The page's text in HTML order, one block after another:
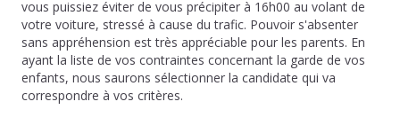
vous puissiez éviter de vous précipiter à 16h00 au volant de
votre voiture, stressé à cause du trafic. Pouvoir s'absenter
sans appréhension est très appréciable pour les parents. En
ayant la liste de vos contraintes concernant la garde de vos
enfants, nous saurons sélectionner la candidate qui va
correspondre à vos critères.